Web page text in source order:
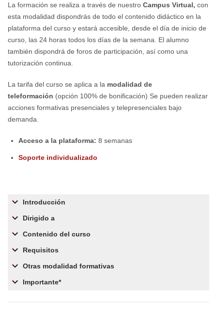
La formación se realiza a través de nuestro Campus Virtual, con
esta modalidad dispondrás de todo el contenido didáctico en la
plataforma del curso y estará accesible, desde el día de inicio de
curso, las 24 horas todos los días de la semana. El alumno
también dispondrá de foros de participación, así como una
tutorización continua.
La tarifa del curso se aplica a la modalidad de
teleformación (opción 100% de bonificación) Se pueden realizar
acciones formativas presenciales y telepresenciales bajo
demanda.
Acceso a la plataforma: 8 semanas
Soporte individualizado
Introducción
Dirigido a
Contenido del curso
Requisitos
Otras modalidad formativas
Importante*